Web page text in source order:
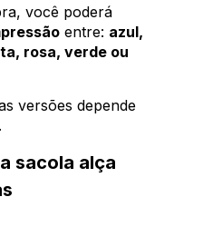
você poderá
entre: azul,
rosa, verde ou
versões depende
sacola alça